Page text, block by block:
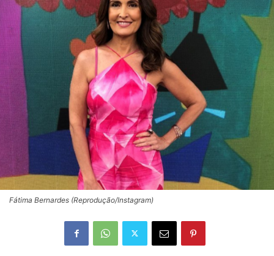
Fátima Bernardes (Reprodução/Instagram)